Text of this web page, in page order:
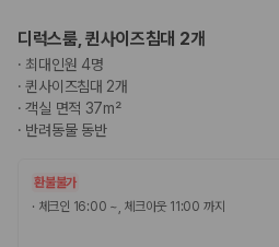
디럭스룸, 퀸사이즈침대 2개
· 최대인원 4명
·퀸사이즈침대 2개
·객실 면적 37m²
· 반려동물 동반
환불불가
· 체크인 16:00 ~, 체크아웃 11:00 까지